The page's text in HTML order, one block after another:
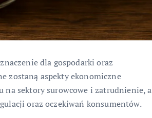
dla gospodarki oraz
zostaną aspekty ekonomiczne
na sektory surowcowe i zatrudnienie, a
oraz oczekiwań konsumentów.